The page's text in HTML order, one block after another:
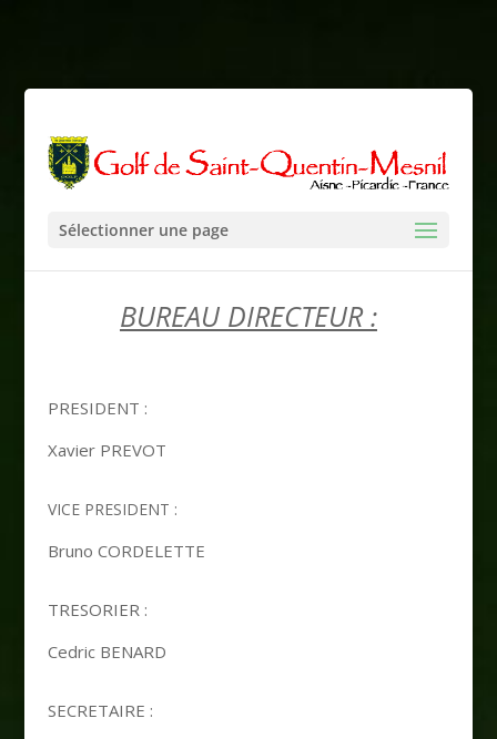
Sélectionner une page
BUREAU DIRECTEUR :
PRESIDENT :
Xavier PREVOT
VICE PRESIDENT :
Bruno CORDELETTE
TRESORIER :
Cedric BENARD
SECRETAIRE :